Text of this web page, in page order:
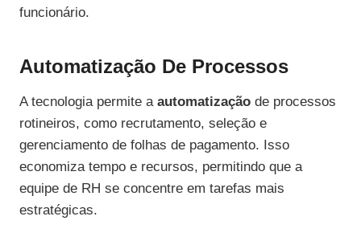
funcionário.
Automatização De Processos
A tecnologia permite a automatização de processos
rotineiros, como recrutamento, seleção e
gerenciamento de folhas de pagamento. Isso
economiza tempo e recursos, permitindo que a
equipe de RH se concentre em tarefas mais
estratégicas.